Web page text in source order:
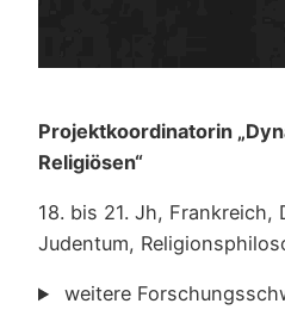
Projektkoordinatorin
Religiösen“
18. bis 21. Jh, Frankreich,
Judentum,
weitere